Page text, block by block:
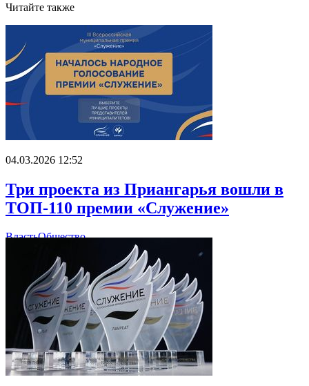
Читайте также
04.03.2026 12:52
Три проекта из Приангарья вошли в
ТОП-110 премии «Служение»
ВластьОбщество